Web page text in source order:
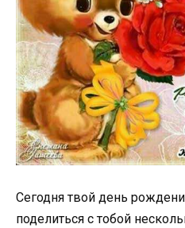
Сегодня твой день
поделиться с тобой